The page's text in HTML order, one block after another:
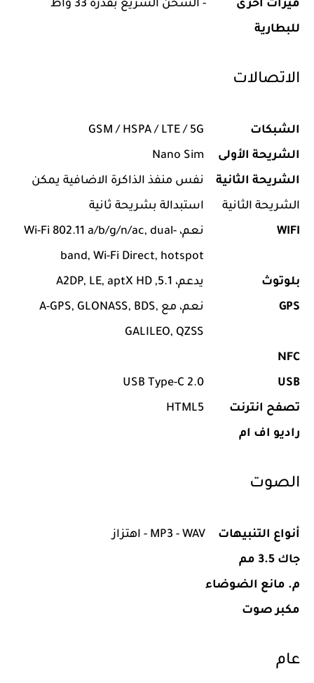
ميزات أخرى
للبطارية
- الشحن السريع بقدرة 33 واط
الاتصالات
الشبكات
GSM / HSPA / LTE / 5G
الشريحة الأولى
Nano Sim
الشريحة الثانية
الشريحة الثانية
نفس منفذ الذاكرة الاضافية يمكن
استبدالة بشريحة ثانية
WIFI
نعم، Wi-Fi 802.11 a/b/g/n/ac, dual-
band, Wi-Fi Direct, hotspot
بلوتوث
يدعم، 5.1, A2DP, LE, aptX HD
GPS
نعم، مع A-GPS, GLONASS, BDS,
GALILEO, QZSS
NFC
USB
USB Type-C 2.0
تصفح انترنت
HTML5
راديو اف ام
الصوت
أنواع التنبيهات
MP3 - WAV - اهتزاز
جاك 3.5 مم
م. مانع الضوضاء
مكبر صوت
عام